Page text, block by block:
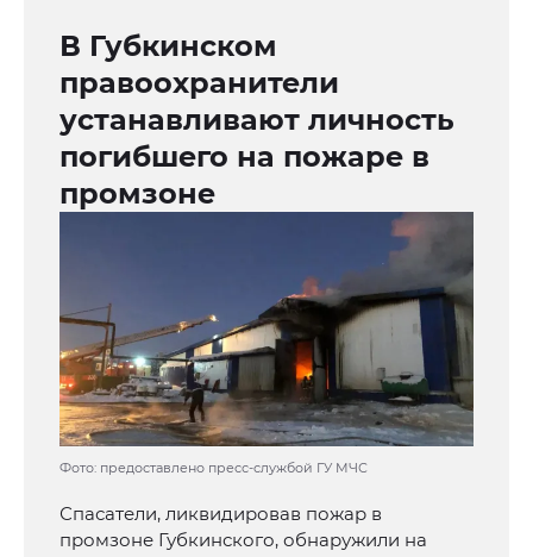
В Губкинском
правоохранители
устанавливают личность
погибшего на пожаре в
промзоне
Фото: предоставлено пресс-службой ГУ МЧС
Спасатели, ликвидировав пожар в
промзоне Губкинского, обнаружили на